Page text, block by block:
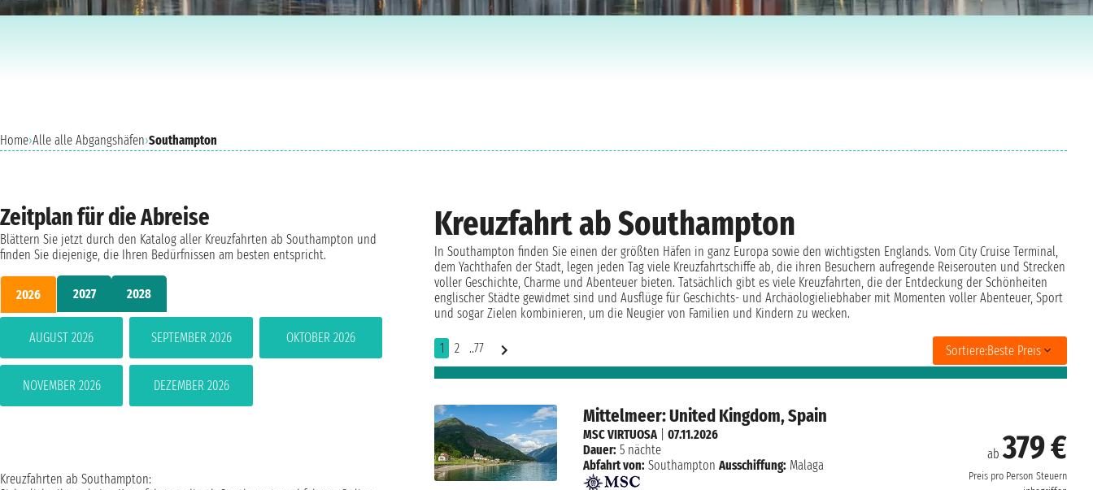
Home›Alle alle Abgangshäfen›Southampton
Kreuzfahrt ab Southampton
In Southampton finden Sie einen der größten Häfen in ganz Europa sowie den wichtigsten Englands. Vom City Cruise Terminal,
dem Yachthafen der Stadt, legen jeden Tag viele Kreuzfahrtschiffe ab, die ihren Besuchern aufregende Reiserouten und Strecken
voller Geschichte, Charme und Abenteuer bieten. Tatsächlich gibt es viele Kreuzfahrten, die der Entdeckung der Schönheiten
englischer Städte gewidmet sind und Ausflüge für Geschichts- und Archäologieliebhaber mit Momenten voller Abenteuer, Sport
und sogar Zielen kombinieren, um die Neugier von Familien und Kindern zu wecken.
1 2 ..77 Sortiere:Beste Preis
Mittelmeer: United Kingdom, Spain
ab379 €
Preis pro Person Steuern
MSC VIRTUOSA|07.11.2026
Dauer: 5 nächte
Abfahrt von: Southampton Ausschiffung: Malaga
Zeitplan für die Abreise
Blättern Sie jetzt durch den Katalog aller Kreuzfahrten ab Southampton und
finden Sie diejenige, die Ihren Bedürfnissen am besten entspricht.
2026 2027 2028
AUGUST 2026 SEPTEMBER 2026 OKTOBER 2026
NOVEMBER 2026 DEZEMBER 2026
Kreuzfahrten ab Southampton: